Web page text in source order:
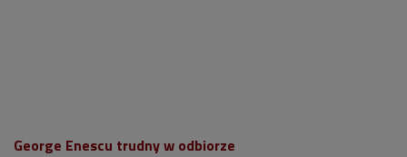
George Enescu trudny w odbiorze